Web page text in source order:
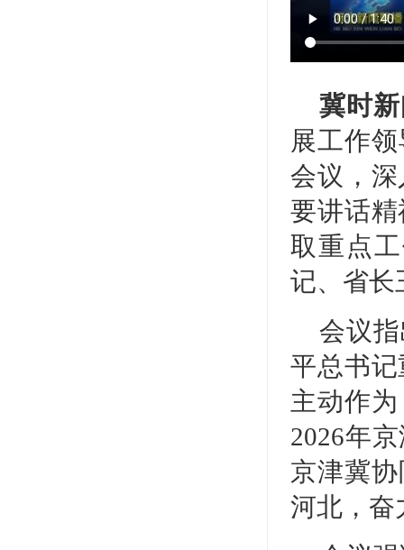
冀时
展工作
会议，
要讲话
取重点
记、省长
会议
平总书
主动作
2026年
京津冀
河北，奋